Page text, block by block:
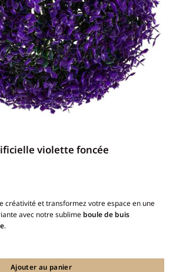
violette foncée
Ajouter au panier
créativité et transformez votre espace en une
avec notre sublime boule de buis
.